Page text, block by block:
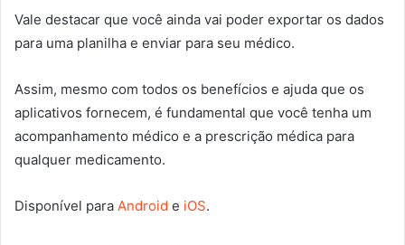
Vale destacar que você ainda vai poder exportar os dados
para uma planilha e enviar para seu médico.
Assim, mesmo com todos os benefícios e ajuda que os
aplicativos fornecem, é fundamental que você tenha um
acompanhamento médico e a prescrição médica para
qualquer medicamento.
Disponível para Android e iOS.